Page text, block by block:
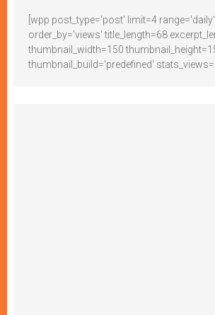
[wpp post_type='post' limit=4 range='daily'
order_by='views' title_length=68
thumbnail_width=150
thumbnail_build='predefined'